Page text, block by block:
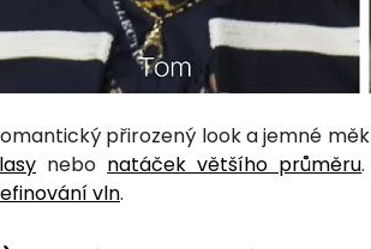
přirozený look a jemné
nebo natáček většího průměru
vln.